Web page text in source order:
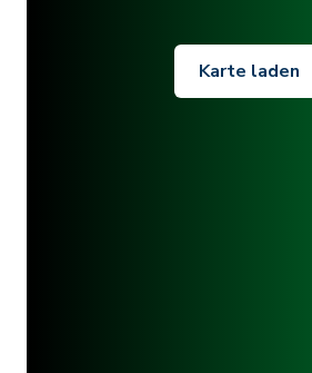
Karte laden